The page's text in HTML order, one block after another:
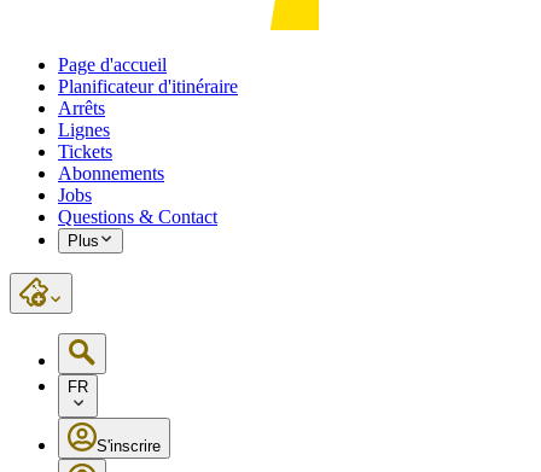
Page d'accueil
Planificateur d'itinéraire
Arrêts
Lignes
Tickets
Abonnements
Jobs
Questions & Contact
Plus
FR
S'inscrire